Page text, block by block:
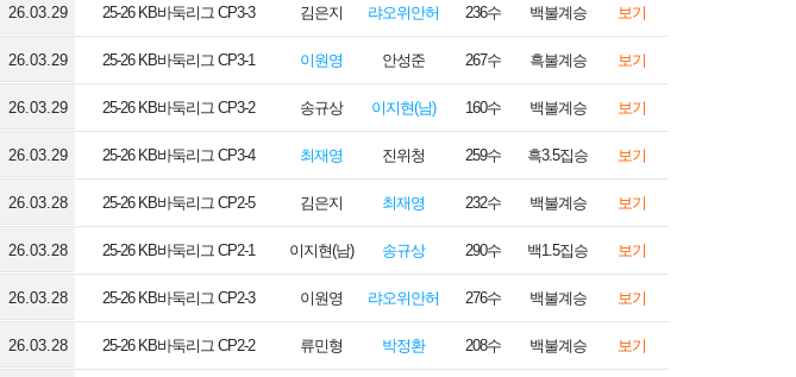
26.03.29 25-26 KB바둑리그 CP3-3 김은지 랴오위안허 236수 백불계승 보기
26.03.29 25-26 KB바둑리그 CP3-1 이원영 안성준 267수 흑불계승 보기
26.03.29 25-26 KB바둑리그 CP3-2 송규상 이지현(남) 160수 백불계승 보기
26.03.29 25-26 KB바둑리그 CP3-4 최재영 진위청 259수 흑3.5집승 보기
26.03.28 25-26 KB바둑리그 CP2-5 김은지 최재영 232수 백불계승 보기
26.03.28 25-26 KB바둑리그 CP2-1 이지현(남) 송규상 290수 백1.5집승 보기
26.03.28 25-26 KB바둑리그 CP2-3 이원영 랴오위안허 276수 백불계승 보기
26.03.28 25-26 KB바둑리그 CP2-2 류민형 박정환 208수 백불계승 보기